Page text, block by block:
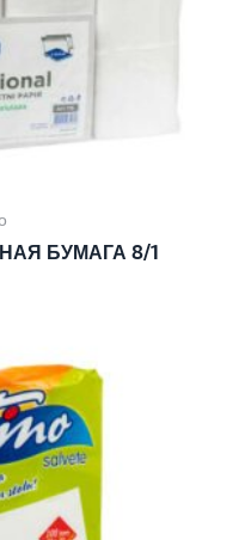
БУМАГА 8/1